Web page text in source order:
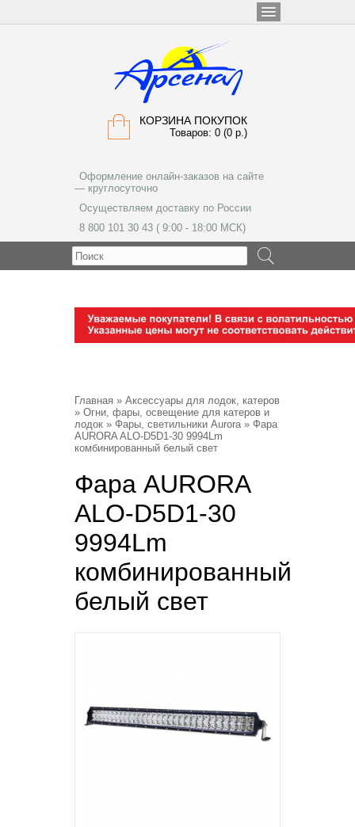
КОРЗИНА ПОКУПОК
Товаров: 0 (0 р.)
Оформление онлайн-заказов на сайте
— круглосуточно
Осуществляем доставку по России
8 800 101 30 43 ( 9:00 - 18:00 МСК)
Главная » Аксессуары для лодок, катеров
» Огни, фары, освещение для катеров и
лодок » Фары, светильники Aurora» Фара
AURORA ALO-D5D1-30 9994Lm
комбинированный белый свет
Фара AURORA
ALO-D5D1-30
9994Lm
комбинированный
белый свет